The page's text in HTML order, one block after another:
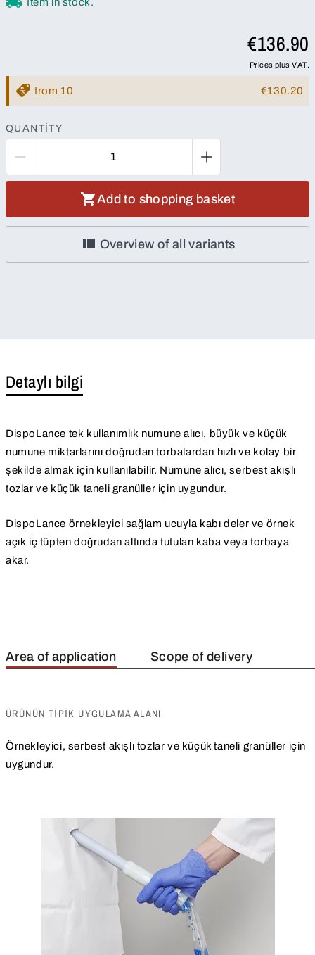
€136.90
Prices plus VAT.
from 10 €130.20
QUANTITY
Add to shopping basket
Overview of all variants
Detaylı bilgi
DispoLance tek kullanımlık numune alıcı, büyük ve küçük
numune miktarlarını doğrudan torbalardan hızlı ve kolay bir
şekilde almak için kullanılabilir. Numune alıcı, serbest akışlı
tozlar ve küçük taneli granüller için uygundur.
DispoLance örnekleyici sağlam ucuyla kabı deler ve örnek
açık iç tüpten doğrudan altında tutulan kaba veya torbaya
akar.
Area of application Scope of delivery
ÜRÜNÜN TIPIK UYGULAMA ALANI
Örnekleyici, serbest akışlı tozlar ve küçük taneli granüller için
uygundur.